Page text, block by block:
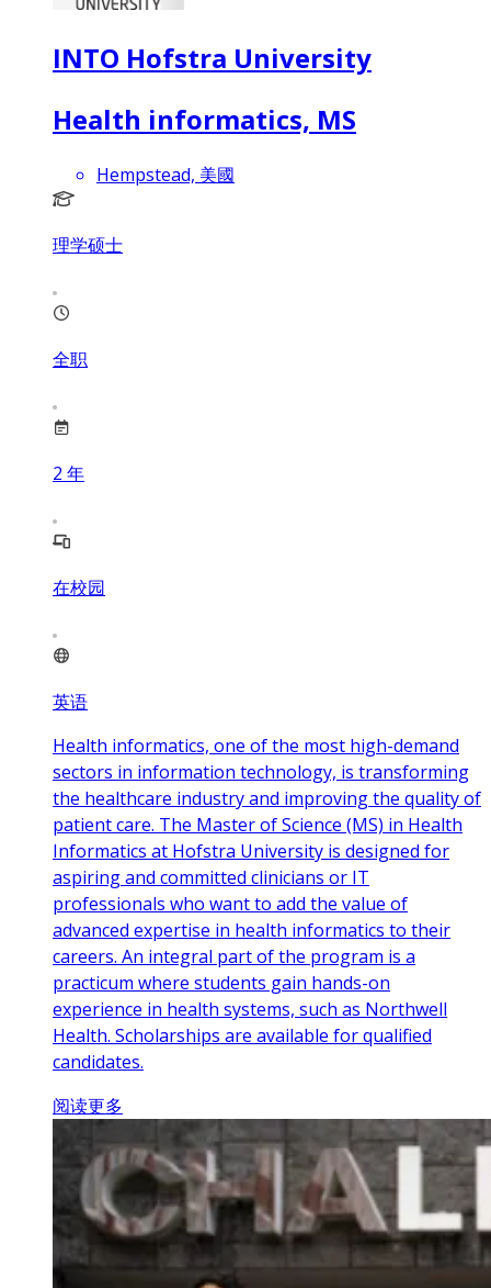
INTO Hofstra University
Health informatics, MS
Hempstead, 美國
理学硕士
全职
2 年
在校园
英语
Health informatics, one of the most high-demand
sectors in information technology, is transforming
the healthcare industry and improving the quality of
patient care. The Master of Science (MS) in Health
Informatics at Hofstra University is designed for
aspiring and committed clinicians or IT
professionals who want to add the value of
advanced expertise in health informatics to their
careers. An integral part of the program is a
practicum where students gain hands-on
experience in health systems, such as Northwell
Health. Scholarships are available for qualified
candidates.
阅读更多